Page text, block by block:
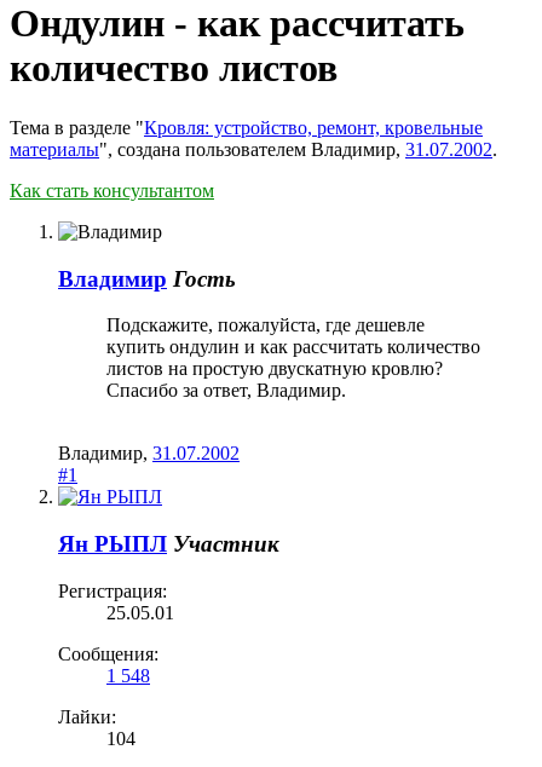
Ондулин - как рассчитать
количество листов
Тема в разделе "Кровля: устройство, ремонт, кровельные
материалы", создана пользователем Владимир, 31.07.2002.
Как стать консультантом
Владимир Гость
Подскажите, пожалуйста, где дешевле
купить ондулин и как рассчитать количество
листов на простую двускатную кровлю?
Спасибо за ответ, Владимир.
Владимир, 31.07.2002
#1
Ян РЫПЛ Участник
Регистрация:
25.05.01
Сообщения:
1 548
Лайки:
104